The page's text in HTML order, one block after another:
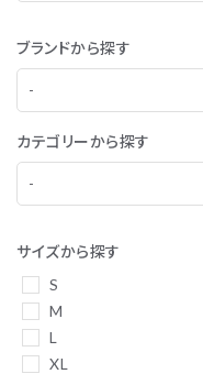
ブランドから探す
カテゴリーから探す
サイズから探す
S
M
L
XL